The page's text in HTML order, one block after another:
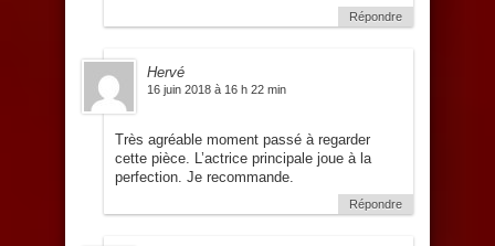
Répondre
Hervé
16 juin 2018 à 16 h 22 min
Très agréable moment passé à regarder
cette pièce. L’actrice principale joue à la
perfection. Je recommande.
Répondre